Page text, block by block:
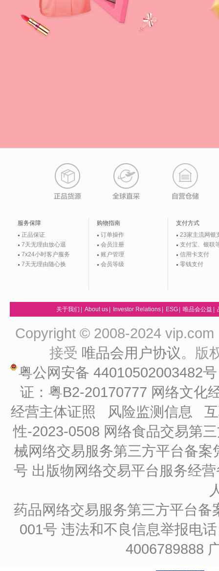
服务保障
正品保证
7天无理由放心退
7x24小时客户服务
7天无理由随心换
购物指南
订单操作
会员注册
账户管理
会员等级
支付方式
23家主流网银
支付宝、银联
信用卡支付
零钱支付
关于我们 About us Investor Relations ESG 唯品会公益
Copyright © 2008-2024
接受 唯品会用户协议。版
粤公网安备 44010502003482
证：粤B2-20170777 网络文化
经营主体证照
风险监测信息
性-2023-0508 网络食品交易第
械网络交易服务第三方平台备
号 出版物网络交易平台服务经
药品网络交易服务第三方平台
001号 违法和不良信息举报电
4006789888